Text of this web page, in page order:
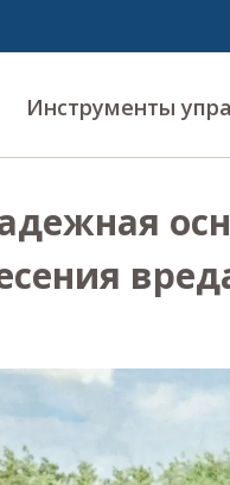
Инструменты